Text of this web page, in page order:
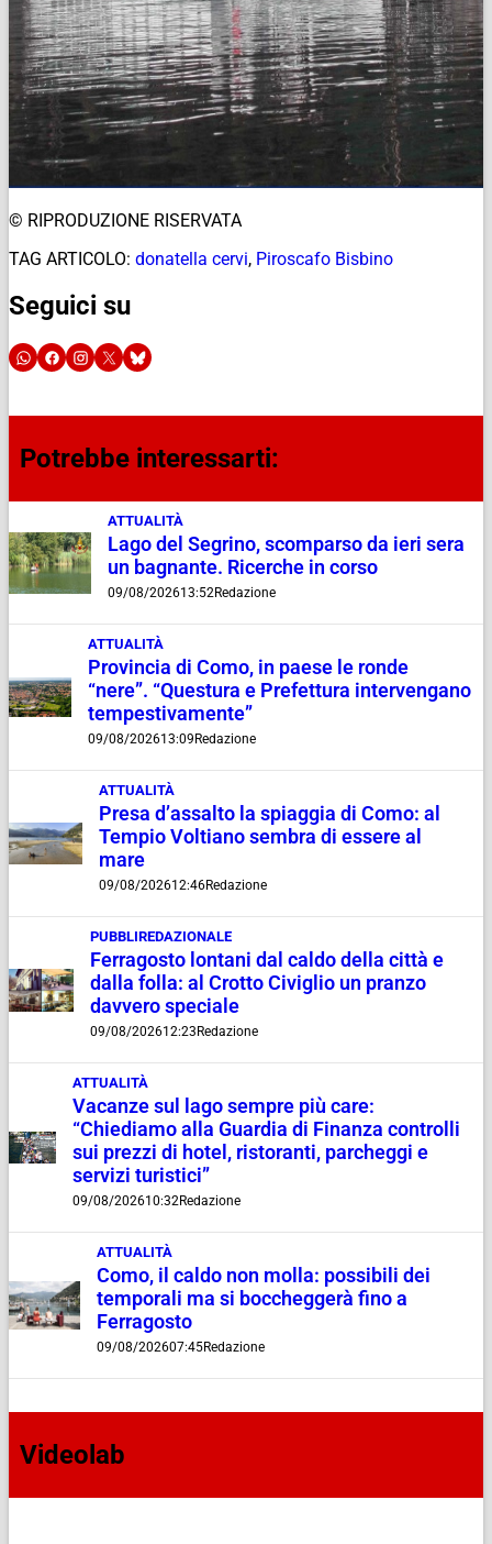
© RIPRODUZIONE RISERVATA
TAG ARTICOLO: donatella cervi, Piroscafo Bisbino
Seguici su
Potrebbe interessarti:
ATTUALITÀ
Lago del Segrino, scomparso da ieri sera
un bagnante. Ricerche in corso
09/08/202613:52Redazione
ATTUALITÀ
Provincia di Como, in paese le ronde
“nere”. “Questura e Prefettura intervengano
tempestivamente”
09/08/202613:09 Redazione
ATTUALITÀ
Presa d’assalto la spiaggia di Como: al
Tempio Voltiano sembra di essere al
mare
09/08/202612:46Redazione
PUBBLIREDAZIONALE
Ferragosto lontani dal caldo della città e
dalla folla: al Crotto Civiglio un pranzo
davvero speciale
09/08/202612:23 Redazione
ATTUALITÀ
Vacanze sul lago sempre più care:
“Chiediamo alla Guardia di Finanza controlli
sui prezzi di hotel, ristoranti, parcheggi e
servizi turistici”
09/08/202610:32Redazione
ATTUALITÀ
Como, il caldo non molla: possibili dei
temporali ma si boccheggerà fino a
Ferragosto
09/08/202607:45Redazione
Videolab